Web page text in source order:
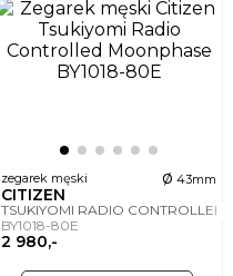
zegarek męski ø 43mm
CITIZEN
TSUKIYOMI RADIO
BY1018-80E
2 980,-